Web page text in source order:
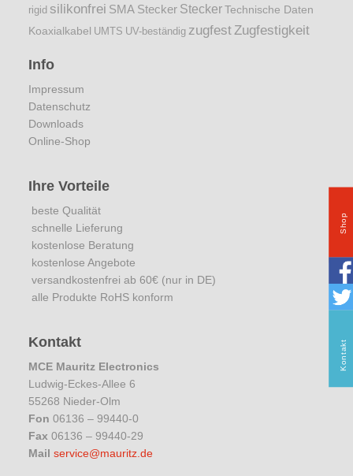
rigid silikonfrei SMA Stecker Stecker Technische Daten
Koaxialkabel UMTS UV-beständig zugfestZugfestigkeit
Info
Impressum
Datenschutz
Downloads
Online-Shop
Ihre Vorteile
beste Qualität
schnelle Lieferung
kostenlose Beratung
kostenlose Angebote
versandkostenfrei ab 60€ (nur in DE)
alle Produkte RoHS konform
Kontakt
MCE Mauritz Electronics
Ludwig-Eckes-Allee 6
55268 Nieder-Olm
Fon 06136 – 99440-0
Fax 06136 – 99440-29
Mail service@mauritz.de
Shop
Kontakt